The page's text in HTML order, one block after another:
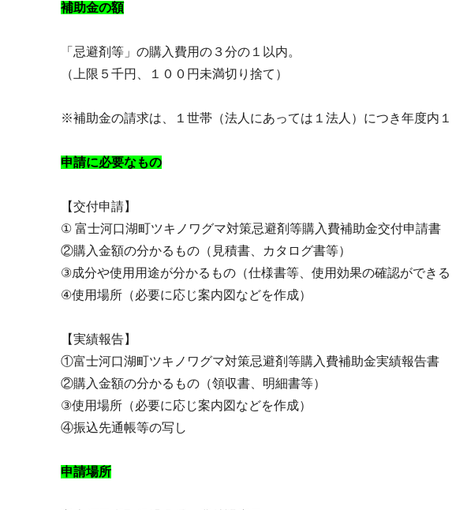
補助金の額
「忌避剤等」の購入費用の３分の１以内。
（上限５千円、１００円未満切り捨て）
※補助金の請求は、１世帯（法人にあっては１法人）につき年度内１
申請に必要なもの
【交付申請】
① 富士河口湖町ツキノワグマ対策忌避剤等購入費補助金交付申請書
②購入金額の分かるもの（見積書、カタログ書等）
③成分や使用用途が分かるもの（仕様書等、使用効果の確認ができる
④使用場所（必要に応じ案内図などを作成）
【実績報告】
①富士河口湖町ツキノワグマ対策忌避剤等購入費補助金実績報告書
②購入金額の分かるもの（領収書、明細書等）
③使用場所（必要に応じ案内図などを作成）
④振込先通帳等の写し
申請場所